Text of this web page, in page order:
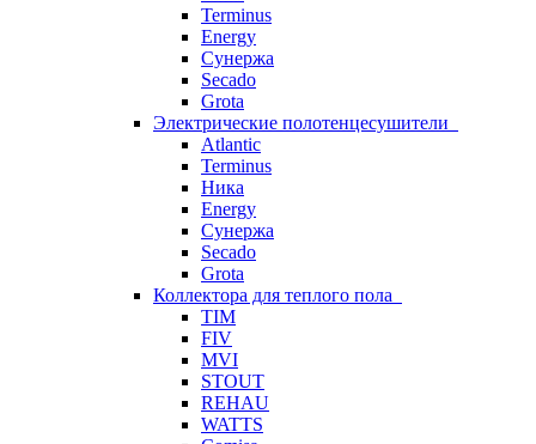
Terminus
Energy
Сунержа
Secado
Grota
Электрические полотенцесушители
Atlantic
Terminus
Ника
Energy
Сунержа
Secado
Grota
Коллектора для теплого пола
TIM
FIV
MVI
STOUT
REHAU
WATTS